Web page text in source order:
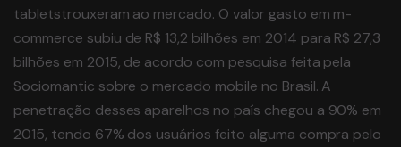
tabletstrouxeram ao mercado. O valor gasto em m-
commerce subiu de R$ 13,2 bilhões em 2014 para R$ 27,3
bilhões em 2015, de acordo com pesquisa feita pela
Sociomantic sobre o mercado mobile no Brasil. A
penetração desses aparelhos no país chegou a 90% em
2015, tendo 67% dos usuários feito alguma compra pelo